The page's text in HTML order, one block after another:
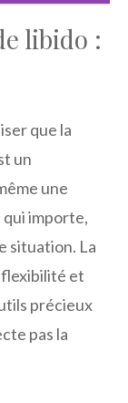
libido :
que la
un
une
qui importe,
situation. La
flexibilité et
précieux
pas la